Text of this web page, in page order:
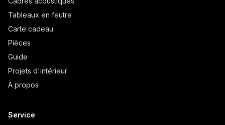
Tableaux en feutre
Carte cadeau
Pièces
Guide
Projets d'intérieur
À propos
Service